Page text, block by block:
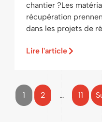
chantier ?Les
récupération
dans les projets de
Lire l'article
1 2 … 11